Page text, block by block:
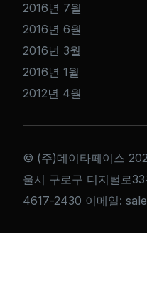
2016년 7월
2016년 6월
2016년 3월
2016년 1월
2012년 4월
© (주)데이타페이스
울시 구로구 디지털로
4617-2430 이메일: